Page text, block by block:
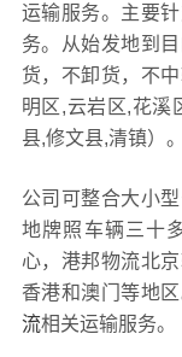
运输服务。主要
务。从始发地到
货，不卸货，不
明区,云岩区,花溪
县,修文县,清镇）。
公司可整合大小
地牌照车辆三十
心，港邦物流北
香港和澳门等地
流相关运输服务。